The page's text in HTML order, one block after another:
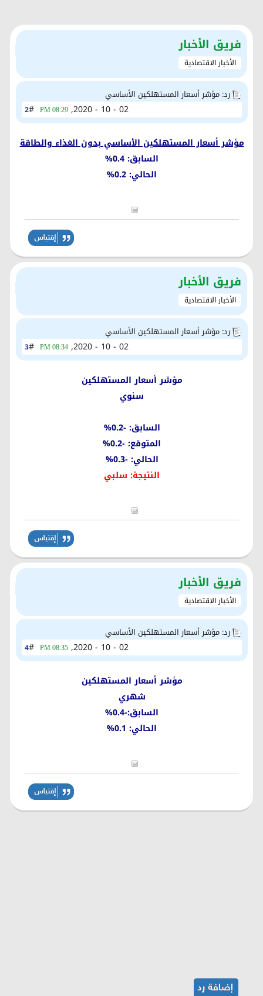
فريق الأخبار
الأخبار الاقتصادية
رد: مؤشر أسعار المستهلكين الأساسي
2# 02 - 10 - 2020,
08:29 PM
مؤشر أسعار المستهلكين الأساسي بدون الغذاء والطاقة
السابق: 0.4%
الحالي: 0.2%
فريق الأخبار
الأخبار الاقتصادية
رد: مؤشر أسعار المستهلكين الأساسي
3# 02 - 10 - 2020,
08:34 PM
مؤشر أسعار المستهلكين
سنوي
السابق: -0.2%
المتوقع: -0.2%
الحالي: -0.3%
النتيجة: سلبي
فريق الأخبار
الأخبار الاقتصادية
رد: مؤشر أسعار المستهلكين الأساسي
4# 02 - 10 - 2020,
08:35 PM
مؤشر أسعار المستهلكين
شهري
السابق:-0.4%
الحالي: 0.1%